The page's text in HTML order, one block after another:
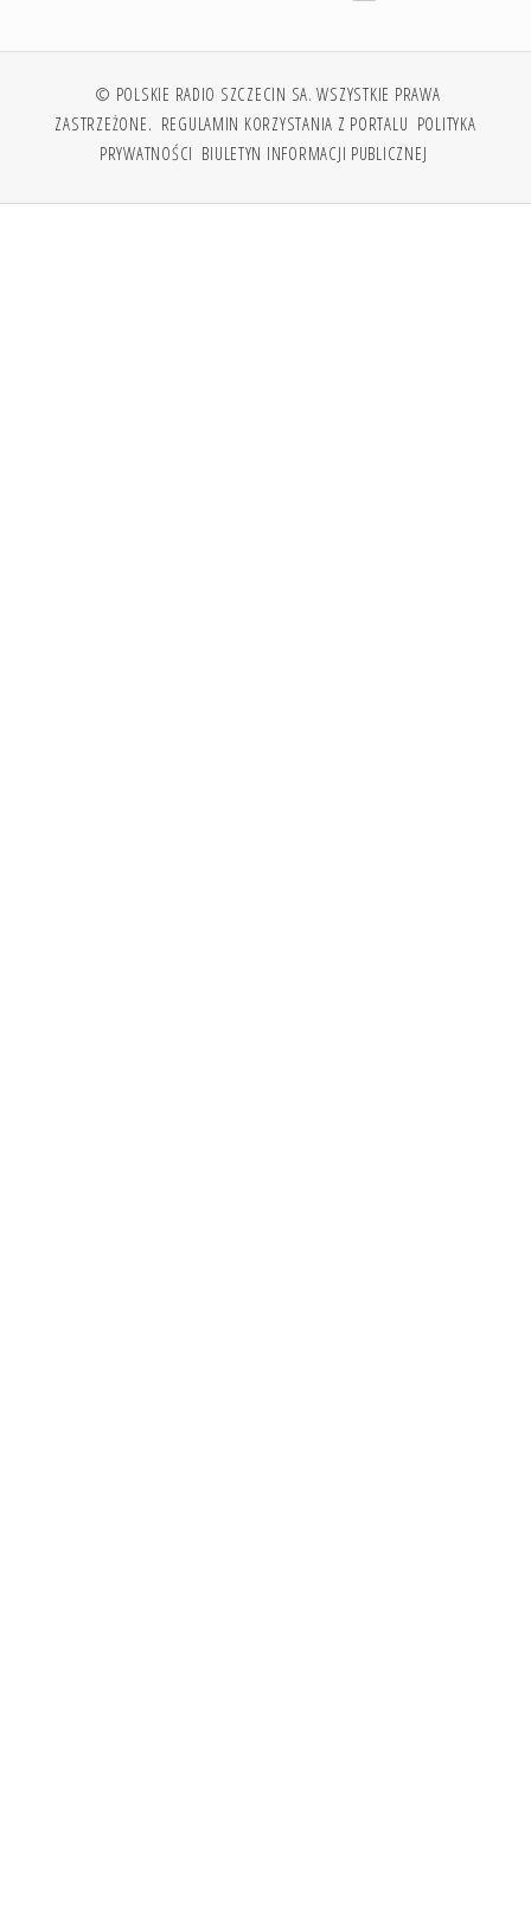
© POLSKIE RADIO SZCZECIN SA. WSZYSTKIE PRAWA
ZASTRZEŻONE. REGULAMIN KORZYSTANIA Z PORTALU POLITYKA
PRYWATNOŚCI BIULETYN INFORMACJI PUBLICZNEJ